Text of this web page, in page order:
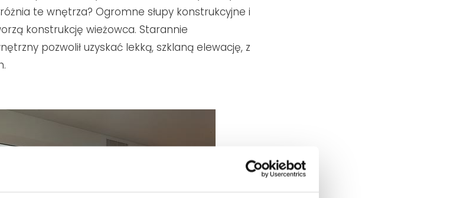
te wnętrza? Ogromne słupy konstrukcyjne i
konstrukcję wieżowca. Starannie
pozwolił uzyskać lekką, szklaną elewację, z